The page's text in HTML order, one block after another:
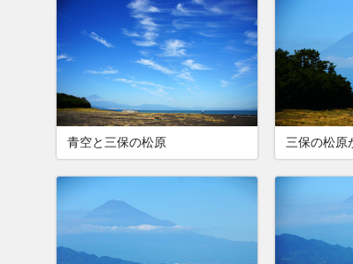
青空と三保の松原 三保の松原